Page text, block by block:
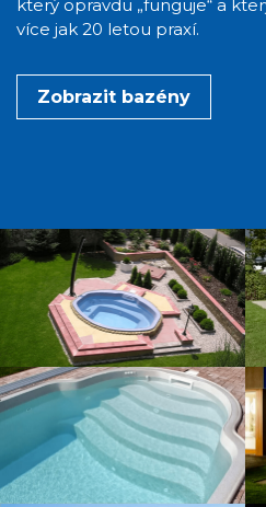
který opravdu „funguje“ a
více jak 20 letou praxí.
Zobrazit bazény